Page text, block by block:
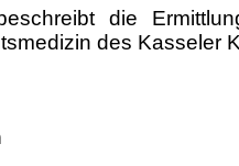
die
des Kasseler